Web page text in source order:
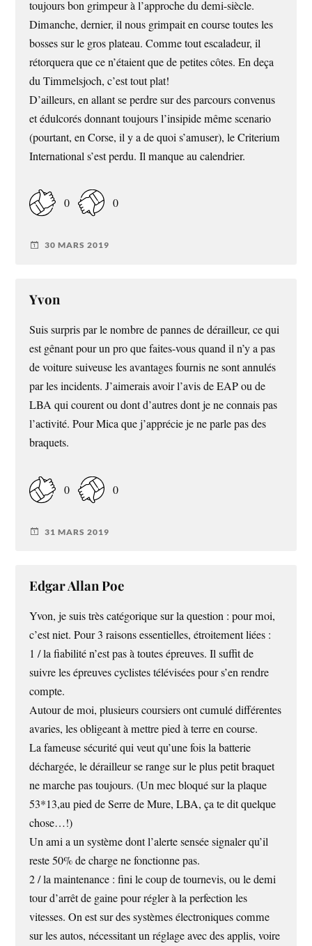
toujours bon grimpeur à l’approche du demi-siècle.
Dimanche, dernier, il nous grimpait en course toutes les
bosses sur le gros plateau. Comme tout escaladeur, il
rétorquera que ce n’étaient que de petites côtes. En deça
du Timmelsjoch, c’est tout plat!
D’ailleurs, en allant se perdre sur des parcours convenus
et édulcorés donnant toujours l’insipide même scenario
(pourtant, en Corse, il y a de quoi s’amuser), le Criterium
International s’est perdu. Il manque au calendrier.
0 0
30 MARS 2019
Yvon
Suis surpris par le nombre de pannes de dérailleur, ce qui
est gênant pour un pro que faites-vous quand il n’y a pas
de voiture suiveuse les avantages fournis ne sont annulés
par les incidents. J’aimerais avoir l’avis de EAP ou de
LBA qui courent ou dont d’autres dont je ne connais pas
l’activité. Pour Mica que j’apprécie je ne parle pas des
braquets.
0 0
31 MARS 2019
Edgar Allan Poe
Yvon, je suis très catégorique sur la question : pour moi,
c’est niet. Pour 3 raisons essentielles, étroitement liées :
1 / la fiabilité n’est pas à toutes épreuves. Il suffit de
suivre les épreuves cyclistes télévisées pour s’en rendre
compte.
Autour de moi, plusieurs coursiers ont cumulé différentes
avaries, les obligeant à mettre pied à terre en course.
La fameuse sécurité qui veut qu’une fois la batterie
déchargée, le dérailleur se range sur le plus petit braquet
ne marche pas toujours. (Un mec bloqué sur la plaque
53*13,au pied de Serre de Mure, LBA, ça te dit quelque
chose…!)
Un ami a un système dont l’alerte sensée signaler qu’il
reste 50% de charge ne fonctionne pas.
2 / la maintenance : fini le coup de tournevis, ou le demi
tour d’arrêt de gaine pour régler à la perfection les
vitesses. On est sur des systèmes électroniques comme
sur les autos, nécessitant un réglage avec des applis, voire